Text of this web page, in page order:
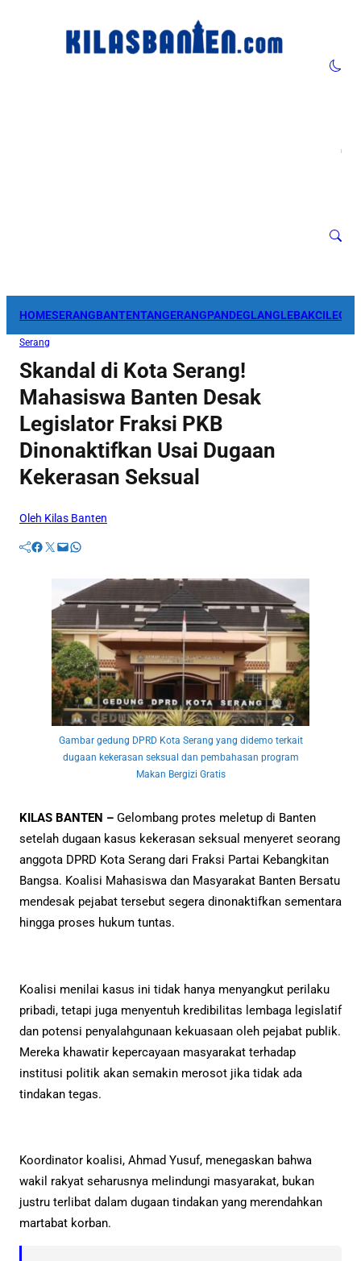
HOMESERANGBANTENTANGERANGPANDEGLANGLEBAK
Serang
Skandal di Kota Serang!
Mahasiswa Banten Desak
Legislator Fraksi PKB
Dinonaktifkan Usai Dugaan
Kekerasan Seksual
Oleh Kilas Banten
Facebook Twitter Mail WhatsApp
Gambar gedung DPRD Kota Serang yang didemo terkait
dugaan kekerasan seksual dan pembahasan program
Makan Bergizi Gratis
KILAS BANTEN – Gelombang protes meletup di Banten
setelah dugaan kasus kekerasan seksual menyeret seorang
anggota DPRD Kota Serang dari Fraksi Partai Kebangkitan
Bangsa. Koalisi Mahasiswa dan Masyarakat Banten Bersatu
mendesak pejabat tersebut segera dinonaktifkan sementara
hingga proses hukum tuntas.
Koalisi menilai kasus ini tidak hanya menyangkut perilaku
pribadi, tetapi juga menyentuh kredibilitas lembaga legislatif
dan potensi penyalahgunaan kekuasaan oleh pejabat publik.
Mereka khawatir kepercayaan masyarakat terhadap
institusi politik akan semakin merosot jika tidak ada
tindakan tegas.
Koordinator koalisi, Ahmad Yusuf, menegaskan bahwa
wakil rakyat seharusnya melindungi masyarakat, bukan
justru terlibat dalam dugaan tindakan yang merendahkan
martabat korban.